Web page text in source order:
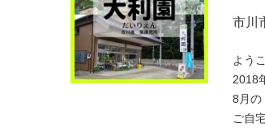
市川
よう
2018
8月の
ご自